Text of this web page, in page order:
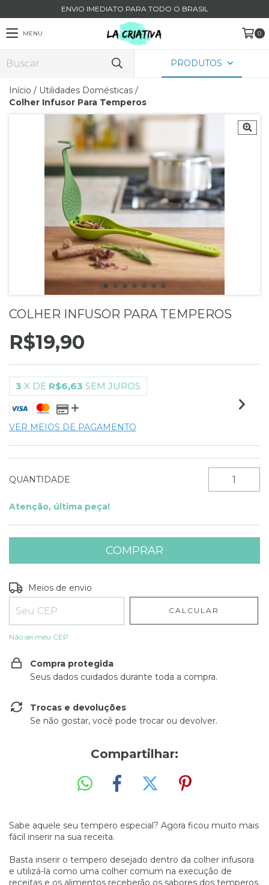
ENVIO IMEDIATO PARA TODO O BRASIL
MENU 0
PRODUTOS
Início / Utilidades Domésticas /
Colher Infusor Para Temperos
COLHER INFUSOR PARA TEMPEROS
R$19,90
3 X DE R$6,63 SEM JUROS
VER MEIOS DE PAGAMENTO
QUANTIDADE
Atenção, última peça!
Entregas para o CEP:
Meios de envio
CALCULAR
Não sei meu CEP
Compra protegida
Seus dados cuidados durante toda a compra.
Trocas e devoluções
Se não gostar, você pode trocar ou devolver.
Compartilhar:
Sabe aquele seu tempero especial? Agora ficou muito mais
fácil inserir na sua receita.
Basta inserir o tempero desejado dentro da colher infusora
e utilizá-la como uma colher comum na execução de
receitas e os alimentos receberão os sabores dos temperos